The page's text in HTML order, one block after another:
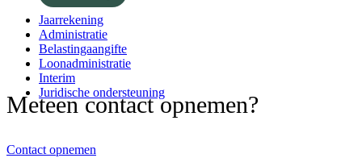
Jaarrekening
Administratie
Belastingaangifte
Loonadministratie
Interim
Juridische ondersteuning
Meteen contact opnemen?
Contact opnemen